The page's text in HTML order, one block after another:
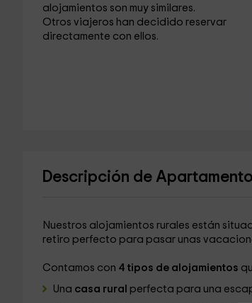
alojamientos son muy similares.
Otros viajeros han decidido reservar
directamente con ellos.
Descripción de
Nuestros alojamientos rurales están
retiro perfecto para pasar unas
Contamos con 4 tipos de alojamientos
Una casa rural perfecta para una